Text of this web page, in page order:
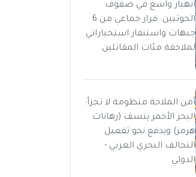
انهيار واسع في صفوف
الحوثيين: فرار جماعي من 6
جبهات واستنفار استخباراتي
لملاحقة مئات المقاتلين
أمن الملاحة منظومة لا تجزأ:
البحر الأحمر ينسف (رهانات
هرمز) ويدفع نحو تفعيل
التحالف البحري العربي -
الدولي